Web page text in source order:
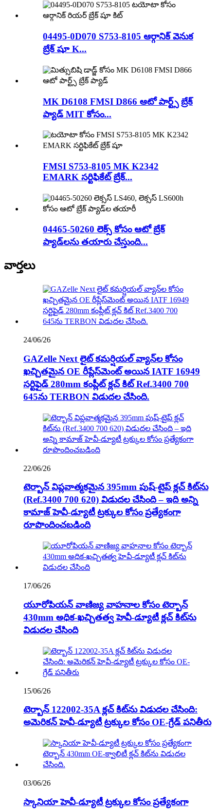
04495-0D070 S753-8105 ఆర్గానిక్ వెనుక
బ్రేక్ షూ K...
MK D6108 FMSI D866 ఆటో పార్ట్స్ బ్రేక్
ప్యాడ్ MIT కోసం...
FMSI S753-8105 MK K2342
EMARK సర్టిఫికేట్ బ్రేక్...
04465-50260 లెక్స్ కోసం ఆటో బ్రేక్
ప్యాడ్‌లను తయారు చేస్తుంది...
వార్తలు
24/06/26
GAZelle Next లైట్ కమర్షియల్ వ్యాన్‌ల కోసం
ఖచ్చితమైన OE రీప్లేస్‌మెంట్ అయిన IATF 16949
సర్టిఫైడ్ 280mm కంప్లీట్ క్లచ్ కిట్ Ref.3400 700
645ను TERBON విడుదల చేసింది.
22/06/26
టెర్బాన్ విప్లవాత్మకమైన 395mm పుష్-టైప్ క్లచ్ కిట్‌ను
(Ref.3400 700 620) విడుదల చేసింది – ఇది అన్ని
కామాజ్ హెవీ-డ్యూటీ ట్రక్కుల కోసం ప్రత్యేకంగా
రూపొందించబడింది
17/06/26
యూరోపియన్ వాణిజ్య వాహనాల కోసం టెర్బాన్
430mm అధిక-ఖచ్చితత్వ హెవీ-డ్యూటీ క్లచ్ కిట్‌ను
విడుదల చేసింది
15/06/26
టెర్బాన్ 122002-35A క్లచ్ కిట్‌ను విడుదల చేసింది:
అమెరికన్ హెవీ-డ్యూటీ ట్రక్కుల కోసం OE-గ్రేడ్ పనితీరు
03/06/26
స్కానియా హెవీ-డ్యూటీ ట్రక్కుల కోసం ప్రత్యేకంగా